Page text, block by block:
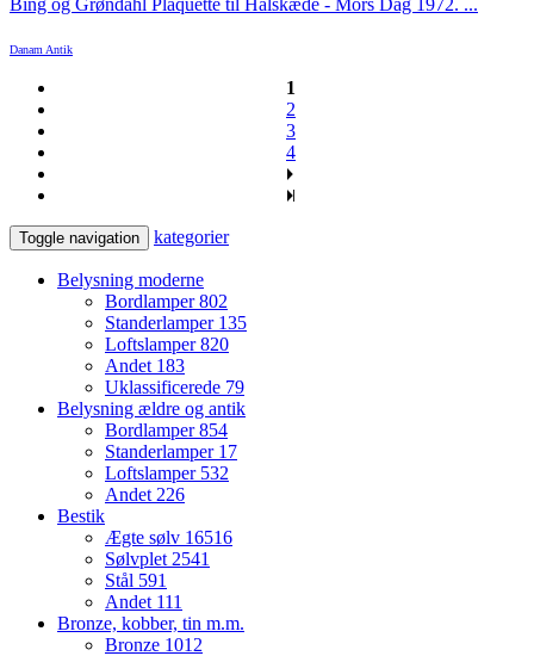
Bing og Grøndahl Plaquette til Halskæde - Mors Dag 1972. ...
Danam Antik
1
2
3
4
Toggle navigation kategorier
Belysning moderne
Bordlamper802
Standerlamper 135
Loftslamper820
Andet 183
Uklassificerede 79
Belysning ældre og antik
Bordlamper854
Standerlamper 17
Loftslamper 532
Andet 226
Bestik
Ægte sølv 16516
Sølvplet 2541
Stål 591
Andet 111
Bronze, kobber, tin m.m.
Bronze 1012